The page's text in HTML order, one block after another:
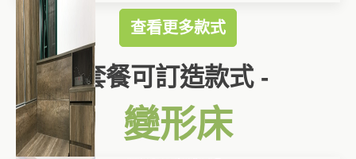
查看更多款式
套餐可訂造款式 -
變形床